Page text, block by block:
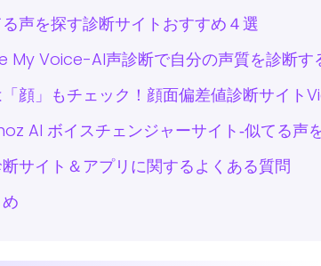
声を探す診断サイトおすすめ４選
My Voice-AI声診断で自分の声質を診断す
顔」もチェック！顔面偏差値診断サイト
AI ボイスチェンジャーサイト‐似てる声
サイト＆アプリに関するよくある質問